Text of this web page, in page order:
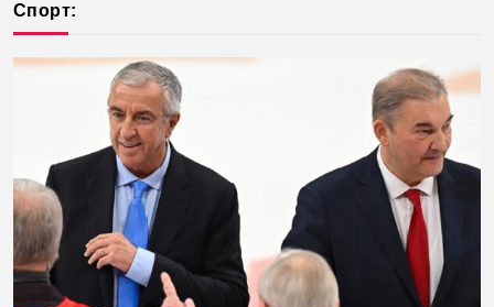
Спорт: